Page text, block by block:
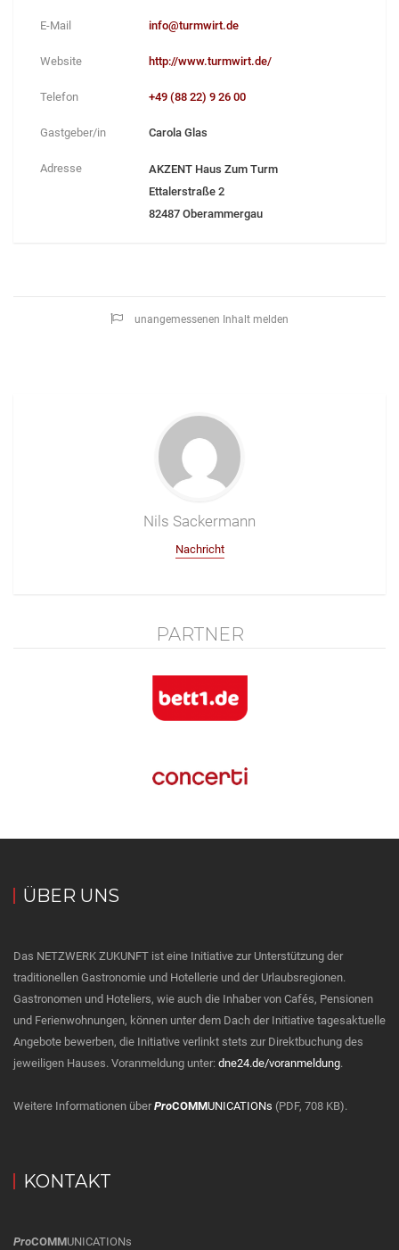
E-Mail info@turmwirt.de
Website http://www.turmwirt.de/
Telefon +49 (88 22) 9 26 00
Gastgeber/in Carola Glas
Adresse
AKZENT Haus Zum Turm
Ettalerstraße 2
82487 Oberammergau
unangemessenen Inhalt melden
Nils Sackermann
Nachricht
PARTNER
ÜBER UNS
Das NETZWERK ZUKUNFT ist eine Initiative zur Unterstützung der
traditionellen Gastronomie und Hotellerie und der Urlaubsregionen.
Gastronomen und Hoteliers, wie auch die Inhaber von Cafés, Pensionen
und Ferienwohnungen, können unter dem Dach der Initiative tagesaktuelle
Angebote bewerben, die Initiative verlinkt stets zur Direktbuchung des
jeweiligen Hauses. Voranmeldung unter: dne24.de/voranmeldung.
Weitere Informationen überProCOMMUNICATIONs (PDF, 708 KB).
KONTAKT
ProCOMMUNICATIONs